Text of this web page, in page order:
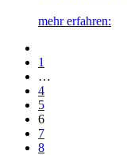
mehr erfahren:
1
…
4
5
6
7
8